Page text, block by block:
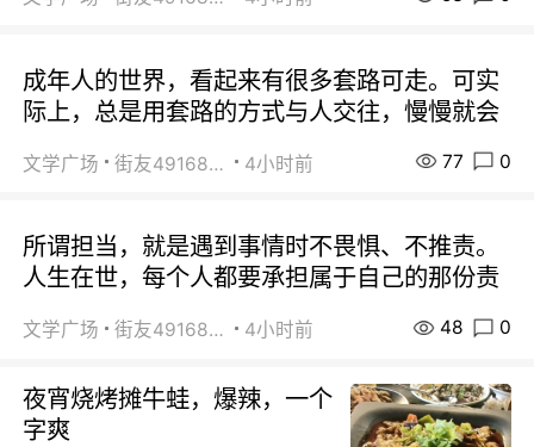
成年人的世界，看起来有很多套路可走。可实
际上，总是用套路的方式与人交往，慢慢就会
文学广场 街友49168527 4小时前 77 0
所谓担当，就是遇到事情时不畏惧、不推责。
人生在世，每个人都要承担属于自己的那份责
文学广场 街友49168527 4小时前 48 0
夜宵烧烤摊牛蛙，爆辣，一个
字爽